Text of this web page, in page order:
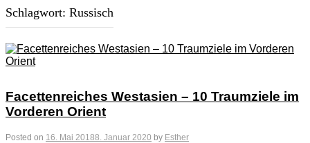
Schlagwort: Russisch
Facettenreiches Westasien – 10 Traumziele im
Vorderen Orient
Posted on 16. Mai 20188. Januar 2020 by Esther